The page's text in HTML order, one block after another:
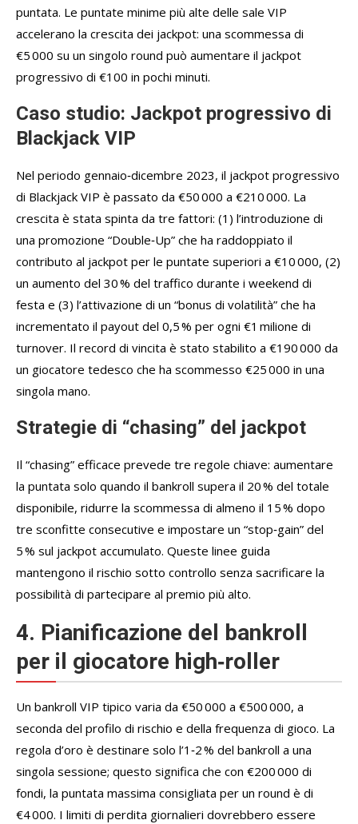
puntata. Le puntate minime più alte delle sale VIP
accelerano la crescita dei jackpot: una scommessa di
€5 000 su un singolo round può aumentare il jackpot
progressivo di €100 in pochi minuti.
Caso studio: Jackpot progressivo di
Blackjack VIP
Nel periodo gennaio‑dicembre 2023, il jackpot progressivo
di Blackjack VIP è passato da €50 000 a €210 000. La
crescita è stata spinta da tre fattori: (1) l’introduzione di
una promozione “Double‑Up” che ha raddoppiato il
contributo al jackpot per le puntate superiori a €10 000, (2)
un aumento del 30 % del traffico durante i weekend di
festa e (3) l’attivazione di un “bonus di volatilità” che ha
incrementato il payout del 0,5 % per ogni €1 milione di
turnover. Il record di vincita è stato stabilito a €190 000 da
un giocatore tedesco che ha scommesso €25 000 in una
singola mano.
Strategie di “chasing” del jackpot
Il “chasing” efficace prevede tre regole chiave: aumentare
la puntata solo quando il bankroll supera il 20 % del totale
disponibile, ridurre la scommessa di almeno il 15 % dopo
tre sconfitte consecutive e impostare un “stop‑gain” del
5 % sul jackpot accumulato. Queste linee guida
mantengono il rischio sotto controllo senza sacrificare la
possibilità di partecipare al premio più alto.
4. Pianificazione del bankroll
per il giocatore high‑roller
Un bankroll VIP tipico varia da €50 000 a €500 000, a
seconda del profilo di rischio e della frequenza di gioco. La
regola d’oro è destinare solo l’1‑2 % del bankroll a una
singola sessione; questo significa che con €200 000 di
fondi, la puntata massima consigliata per un round è di
€4 000. I limiti di perdita giornalieri dovrebbero essere